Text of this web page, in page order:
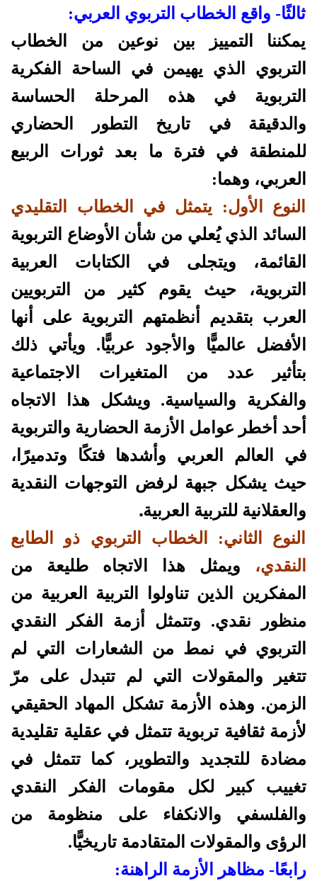
ثالثًا- واقع الخطاب التربوي العربي:
يمكننا التمييز بين نوعين من الخطاب
التربوي الذي يهيمن في الساحة الفكرية
التربوية في هذه المرحلة الحساسة
والدقيقة في تاريخ التطور الحضاري
للمنطقة في فترة ما بعد ثورات الربيع
العربي، وهما:
النوع الأول: يتمثل في الخطاب التقليدي
السائد الذي يُعلي من شأن الأوضاع التربوية
القائمة، ويتجلى في الكتابات العربية
التربوية، حيث يقوم كثير من التربويين
العرب بتقديم أنظمتهم التربوية على أنها
الأفضل عالميًّا والأجود عربيًّا. ويأتي ذلك
بتأثير عدد من المتغيرات الاجتماعية
والفكرية والسياسية. ويشكل هذا الاتجاه
أحد أخطر عوامل الأزمة الحضارية والتربوية
في العالم العربي وأشدها فتكًا وتدميرًا،
حيث يشكل جبهة لرفض التوجهات النقدية
والعقلانية للتربية العربية.
النوع الثاني: الخطاب التربوي ذو الطابع
النقدي، ويمثل هذا الاتجاه طليعة من
المفكرين الذين تناولوا التربية العربية من
منظور نقدي. وتتمثل أزمة الفكر النقدي
التربوي في نمط من الشعارات التي لم
تتغير والمقولات التي لم تتبدل على مرّ
الزمن. وهذه الأزمة تشكل المهاد الحقيقي
لأزمة ثقافية تربوية تتمثل في عقلية تقليدية
مضادة للتجديد والتطوير، كما تتمثل في
تغييب كبير لكل مقومات الفكر النقدي
والفلسفي والانكفاء على منظومة من
الرؤى والمقولات المتقادمة تاريخيًّا.
رابعًا- مظاهر الأزمة الراهنة: